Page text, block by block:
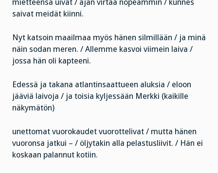
mietteensä uivat / ajan virtaa nopeammin / kunnes
saivat meidät kiinni.
Nyt katsoin maailmaa myös hänen silmillään / ja minä
näin sodan meren. / Allemme kasvoi viimein laiva /
jossa hän oli kapteeni.
Edessä ja takana atlantinsaattueen aluksia / eloon
jääviä laivoja / ja toisia kyljessään Merkki (kaikille
näkymätön)
unettomat vuorokaudet vuorottelivat / mutta hänen
vuoronsa jatkui – / öljytakin alla pelastusliivit. / Hän ei
koskaan palannut kotiin.